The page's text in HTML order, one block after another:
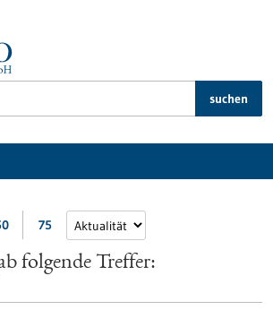
suchen
75
folgende Treffer: